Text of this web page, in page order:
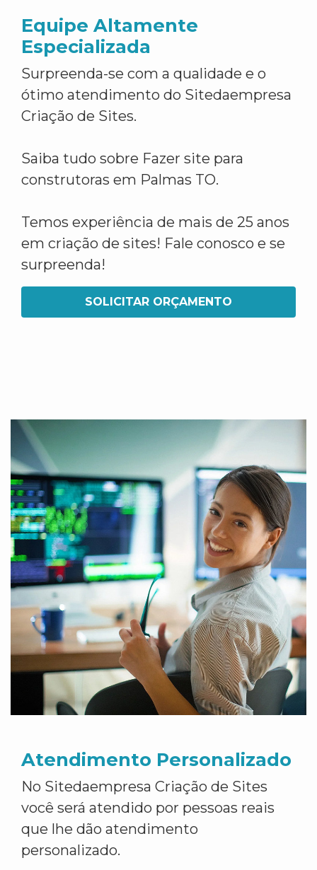
Equipe Altamente
Especializada
Surpreenda-se com a qualidade e o
ótimo atendimento do Sitedaempresa
Criação de Sites.
Saiba tudo sobre Fazer site para
construtoras em Palmas TO.
Temos experiência de mais de 25 anos
em criação de sites! Fale conosco e se
surpreenda!
SOLICITAR ORÇAMENTO
Atendimento Personalizado
No Sitedaempresa Criação de Sites
você será atendido por pessoas reais
que lhe dão atendimento
personalizado.